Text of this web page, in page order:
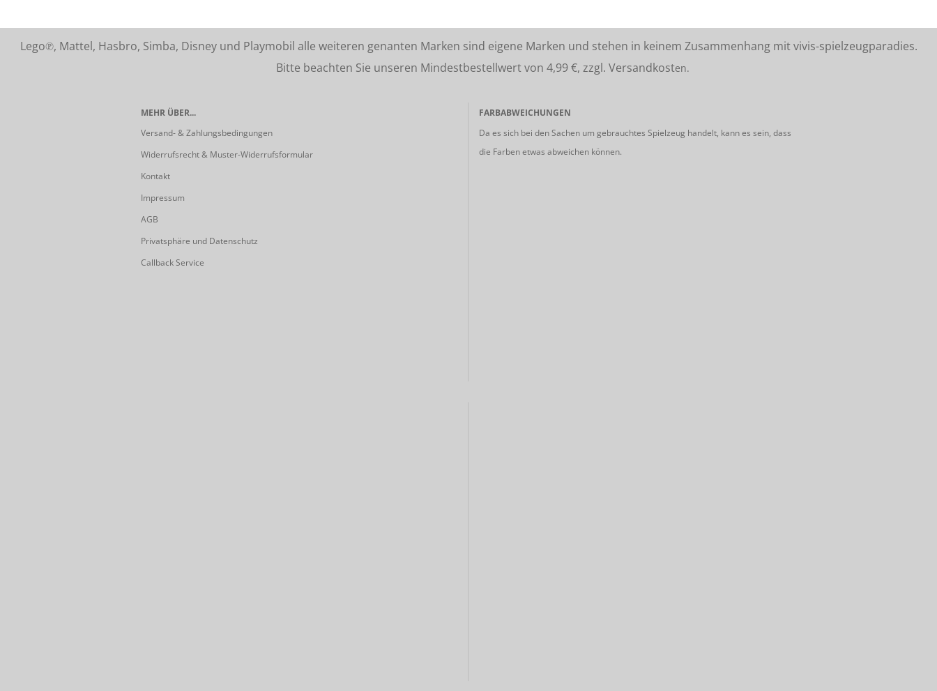
Lego℗, Mattel, Hasbro, Simba, Disney und Playmobil alle weiteren genanten Marken sind eigene Marken und stehen in keinem Zusammenhang mit vivis-spielzeugparadies.
Bitte beachten Sie unseren Mindestbestellwert von 4,99 €, zzgl. Versandkosten.
MEHR ÜBER...
Versand- & Zahlungsbedingungen
Widerrufsrecht & Muster-Widerrufsformular
Kontakt
Impressum
AGB
Privatsphäre und Datenschutz
Callback Service
FARBABWEICHUNGEN
Da es sich bei den Sachen um gebrauchtes Spielzeug handelt, kann es sein, dass
die Farben etwas abweichen können.